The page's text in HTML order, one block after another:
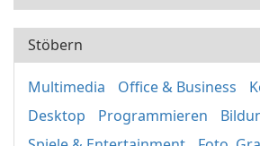
Stöbern
Multimedia Office & Business
Desktop
Programmieren